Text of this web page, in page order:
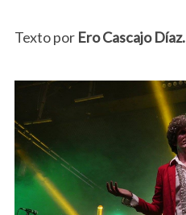
Texto por Ero Cascajo Díaz.